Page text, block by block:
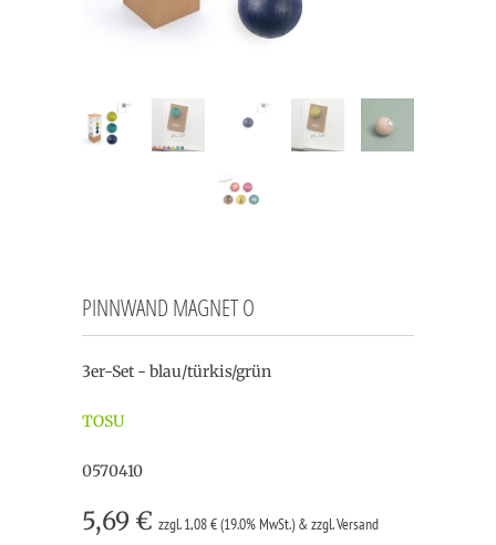
PINNWAND MAGNET O
3er-Set - blau/türkis/grün
TOSU
0570410
5,69 € zzgl. 1,08 € (19.0% MwSt.) & zzgl. Versand